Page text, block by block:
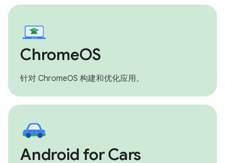
ChromeOS
针对 ChromeOS 构建和优化应用。
Android for Cars